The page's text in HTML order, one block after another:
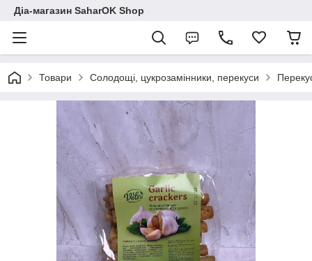
Діа-магазин SaharOK Shop
Товари Солодощі, цукрозамінники, перекуси